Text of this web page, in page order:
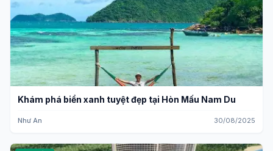
Khám phá biển xanh tuyệt đẹp tại Hòn Mấu Nam Du
Như An 30/08/2025